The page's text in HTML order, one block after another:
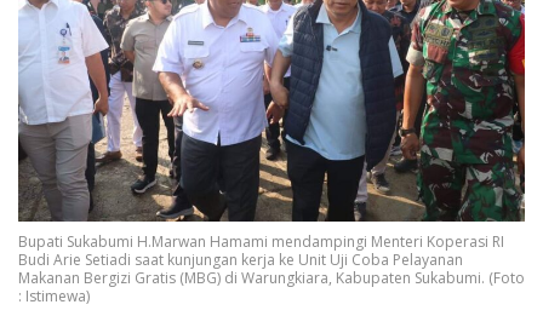
Bupati Sukabumi H.Marwan Hamami mendampingi Menteri Koperasi RI
Budi Arie Setiadi saat kunjungan kerja ke Unit Uji Coba Pelayanan
Makanan Bergizi Gratis (MBG) di Warungkiara, Kabupaten Sukabumi. (Foto
: Istimewa)